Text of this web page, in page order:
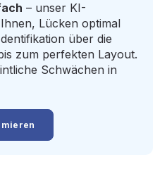
– unser KI-
Lücken optimal
über die
zum perfekten Layout.
Schwächen in